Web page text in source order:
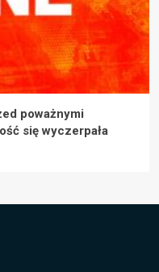
poważnymi
się wyczerpała